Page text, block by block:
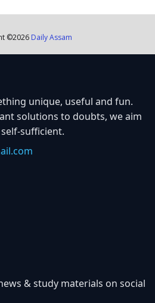
©2026 Daily Assam
unique, useful and fun.
solutions to doubts, we aim
sufficient.
& study materials on social